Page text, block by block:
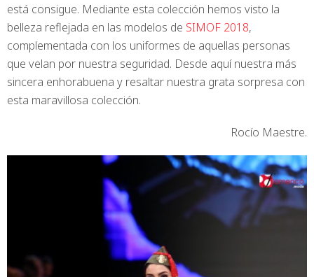
está consigue. Mediante esta colección hemos visto la
belleza reflejada en las modelos de SIMOF 2018,
complementada con los uniformes de aquellas personas
que velan por nuestra seguridad. Desde aquí nuestra más
sincera enhorabuena y resaltar nuestra grata sorpresa con
esta maravillosa colección.
Rocío Maestre.